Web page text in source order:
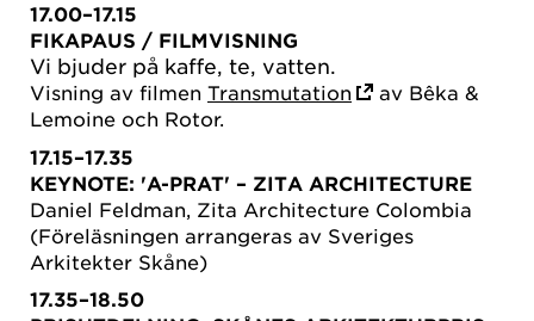
17.00–17.15
FIKAPAUS / FILMVISNING
Vi bjuder på kaffe, te, vatten.
Visning av filmen Transmutation
av Bêka &
Lemoine och Rotor.
17.15–17.35
KEYNOTE: 'A-PRAT' – ZITA ARCHITECTURE
Daniel Feldman, Zita Architecture Colombia
(Föreläsningen arrangeras av Sveriges
Arkitekter Skåne)
17.35–18.50